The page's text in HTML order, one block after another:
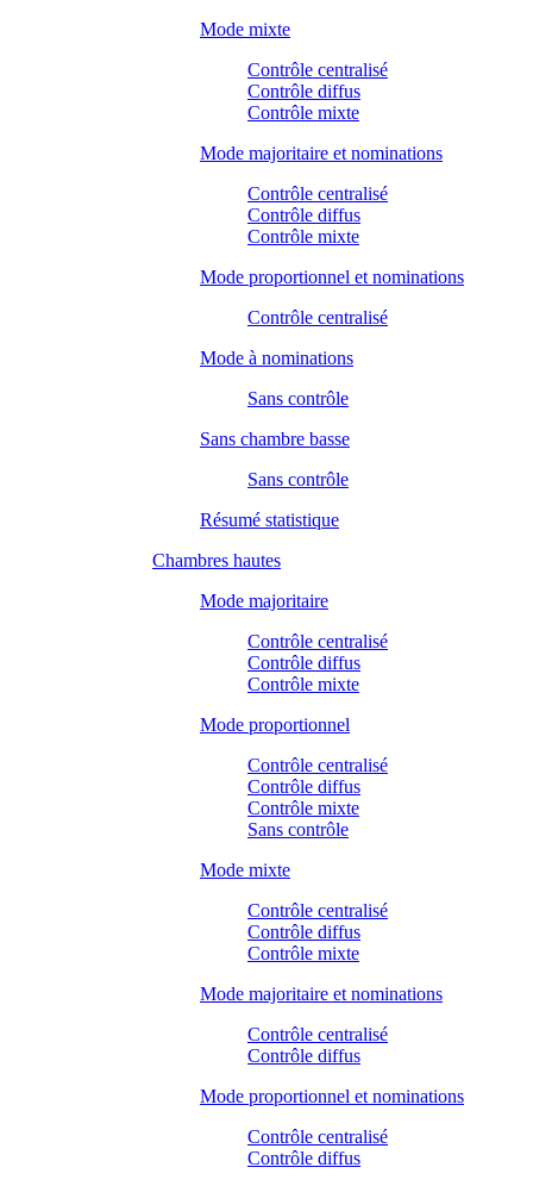
Mode mixte
Contrôle centralisé
Contrôle diffus
Contrôle mixte
Mode majoritaire et nominations
Contrôle centralisé
Contrôle diffus
Contrôle mixte
Mode proportionnel et nominations
Contrôle centralisé
Mode à nominations
Sans contrôle
Sans chambre basse
Sans contrôle
Résumé statistique
Chambres hautes
Mode majoritaire
Contrôle centralisé
Contrôle diffus
Contrôle mixte
Mode proportionnel
Contrôle centralisé
Contrôle diffus
Contrôle mixte
Sans contrôle
Mode mixte
Contrôle centralisé
Contrôle diffus
Contrôle mixte
Mode majoritaire et nominations
Contrôle centralisé
Contrôle diffus
Mode proportionnel et nominations
Contrôle centralisé
Contrôle diffus